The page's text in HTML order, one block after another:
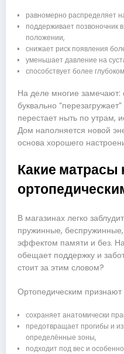
равномерно распределяет
поддерживает позвоночник
положении,
снижает риск появления
уменьшает давление на
способствует более
На деле многие замечают:
буквально
перестает ныть по утрам,
Дом наполняется новой
основа хорошего
Какие
В магазинах легко
пружинные,
эффектом памяти и без.
обещает поддержку и
стоит за этим словом?
Ортопедическим признают
сохраняет анатомически
предотвращает прогибы и
определённые зоны,
подходит под вес и